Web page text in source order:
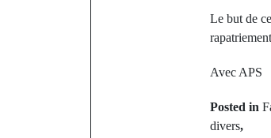
Le but de
Avec APS
Posted in
divers,